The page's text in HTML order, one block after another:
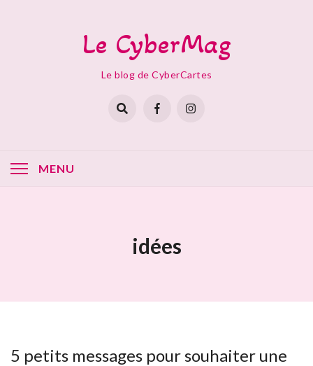
Le CyberMag
Le blog de CyberCartes
MENU
idées
5 petits messages pour souhaiter une